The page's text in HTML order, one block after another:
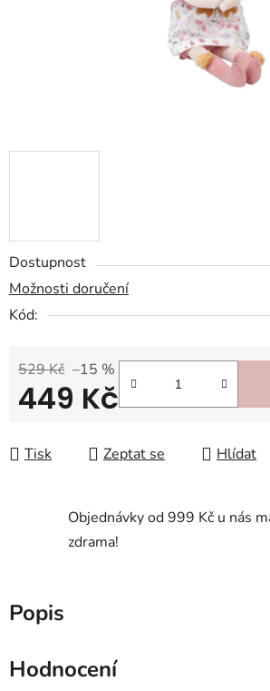
Dostupnost
Možnosti doručení
Kód:
529 Kč –15 %
449 Kč
Tisk Zeptat se Hlídat
Objednávky od 999 Kč u nás
zdrama!
Popis
Hodnocení